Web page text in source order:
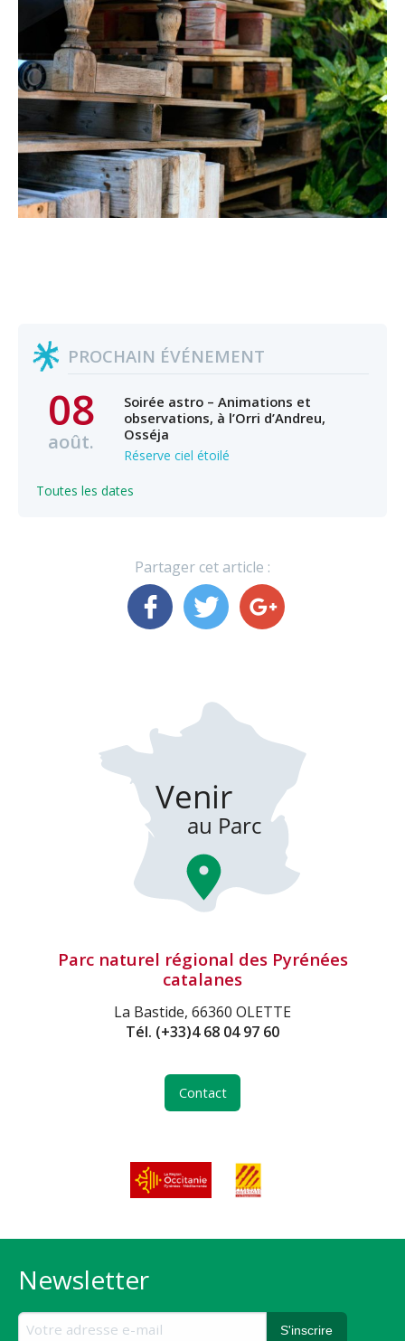
PROCHAIN ÉVÉNEMENT
08
août.
Soirée astro – Animations et
observations, à l’Orri d’Andreu,
Osséja
Réserve ciel étoilé
Toutes les dates
Partager cet article :
Parc naturel régional des Pyrénées
catalanes
La Bastide, 66360 OLETTE
Tél. (+33)4 68 04 97 60
Contact
Newsletter